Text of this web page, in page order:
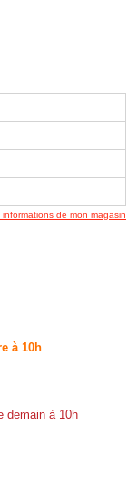
informations de mon magasin
à 10h
demain à 10h